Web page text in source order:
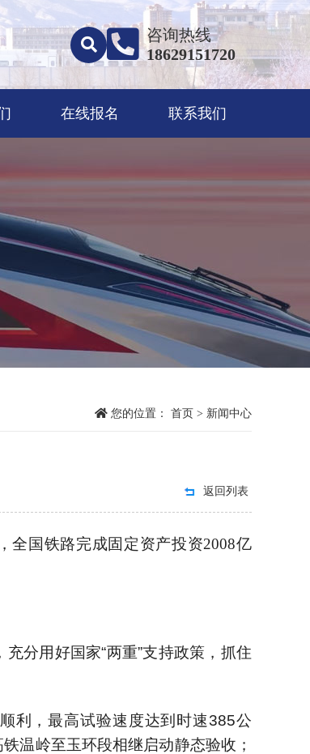
咨询热线
18629151720
在线报名 联系我们
您的位置： 首页 > 新闻中心
返回列表
全国铁路完成固定资产投资2008亿
分用好国家“两重”支持政策，抓住
利，最高试验速度达到时速385公
温岭至玉环段相继启动静态验收；